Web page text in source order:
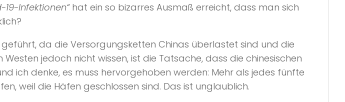
19-Infektionen“hat ein so bizarres Ausmaß erreicht, dass man sich
da die Versorgungsketten Chinas überlastet sind und die
jedoch nicht wissen, ist die Tatsache, dass die chinesischen
ich denke, es muss hervorgehoben werden: Mehr als jedes fünfte
weil die Häfen geschlossen sind. Das ist unglaublich.